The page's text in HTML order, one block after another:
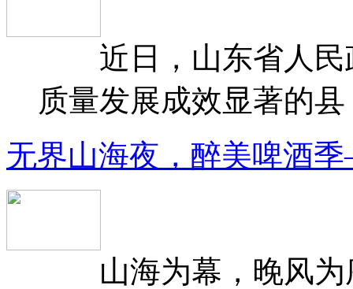
近日，山东省人民
质量发展成效显著的
无界山海夜，醉美啤酒
山海为幕，晚风为